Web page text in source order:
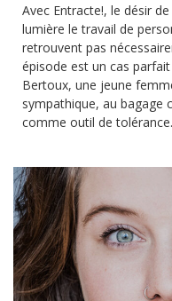
Avec Entracte!, le désir
lumière le travail de
retrouvent pas
épisode est un cas
Bertoux, une jeune
sympathique, au bagage
comme outil de tolérance.